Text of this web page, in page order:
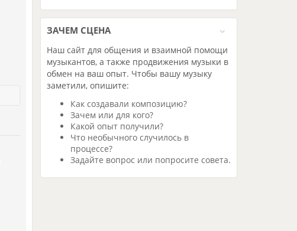
ЗАЧЕМ СЦЕНА
Наш сайт для общения и взаимной помощи
музыкантов, а также продвижения музыки в
обмен на ваш опыт. Чтобы вашу музыку
заметили, опишите:
Как создавали композицию?
Зачем или для кого?
Какой опыт получили?
Что необычного случилось в
процессе?
Задайте вопрос или попросите совета.